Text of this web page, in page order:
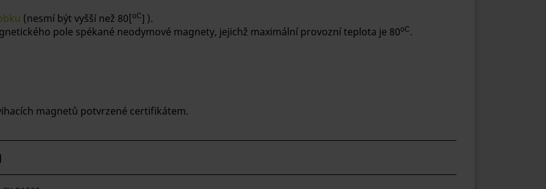
(nesmí být vyšší než 80[oC] ).
pole spékané neodymové magnety, jejichž maximální provozní teplota je 80oC.
magnetů potvrzené certifikátem.